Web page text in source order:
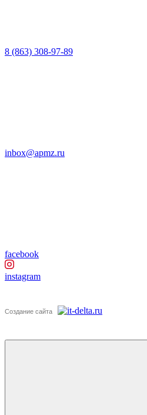
8 (863) 308-97-89
inbox@apmz.ru
facebook
instagram
Создание сайта